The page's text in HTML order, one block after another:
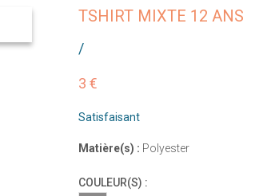
TSHIRT MIXTE 12 ANS
/
3 €
Satisfaisant
Matière(s) : Polyester
COULEUR(S) :